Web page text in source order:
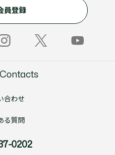
員登録
合わせ
る質問
0202